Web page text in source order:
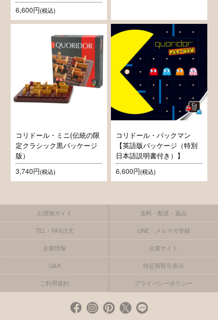
6,600円(税込)
コリドール・ミニ(伝統の限
定クラシック黒パッケージ
版）
3,740円(税込)
コリドール・パックマン
【英語版パッケージ（特別
日本語説明書付き）】
6,600円(税込)
お買物ガイド 送料・配送・返品
TEL・FAX注文 LINE・メルマガ登録
企業情報 企業サイト
Q&A 特定商取引表示
ご利用規約 プライバシーポリシー